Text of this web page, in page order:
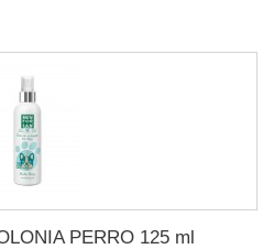
PERRO 125 ml